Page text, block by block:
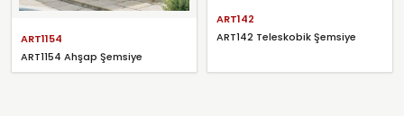
ART1154
ART1154 Ahşap Şemsiye
ART142
ART142 Teleskobik Şemsiye